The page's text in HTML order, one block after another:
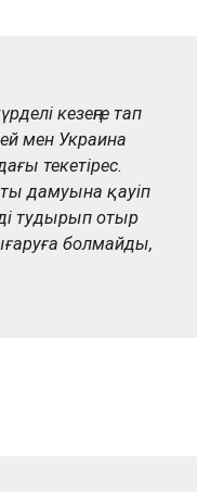
кезеңге тап
мен Украина
текетірес.
дамуына қауіп
тудырып отыр
болмайды,